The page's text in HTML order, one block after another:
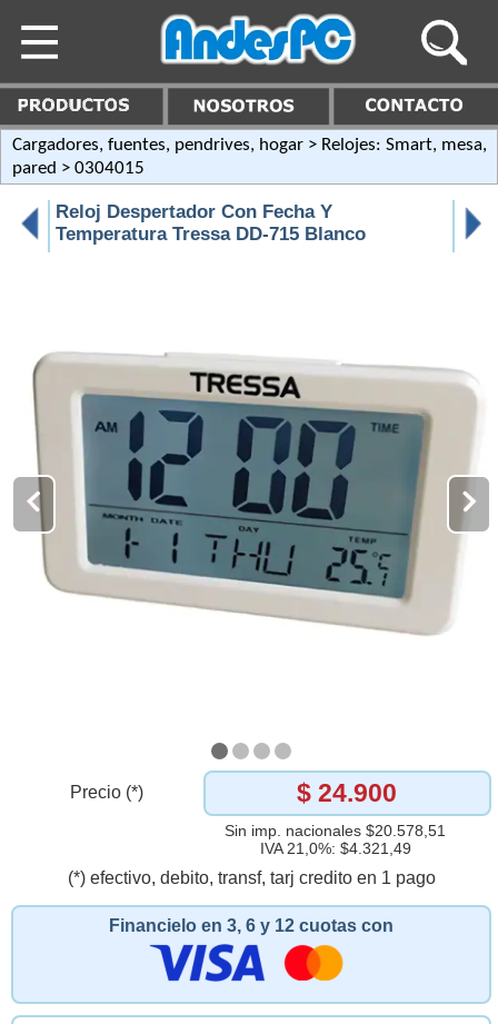
Cargadores, fuentes, pendrives, hogar > Relojes: Smart, mesa,
pared > 0304015
Reloj Despertador Con Fecha Y
Temperatura Tressa DD-715 Blanco
Precio (*) $ 24.900
Sin imp. nacionales $20.578,51
IVA 21,0%: $4.321,49
(*) efectivo, debito, transf, tarj credito en 1 pago
Financielo en 3, 6 y 12 cuotas con